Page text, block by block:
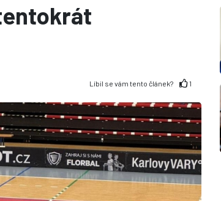
Líbil se vám tento článek? 1